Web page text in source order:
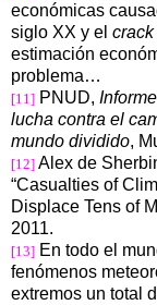
económicas
siglo XX y el crack
estimación
problema…
[11] PNUD,
lucha contra el
mundo dividido,
[12] Alex de
“Casualties of
Displace Tens of
2011.
[13] En todo el
fenómenos
extremos un total